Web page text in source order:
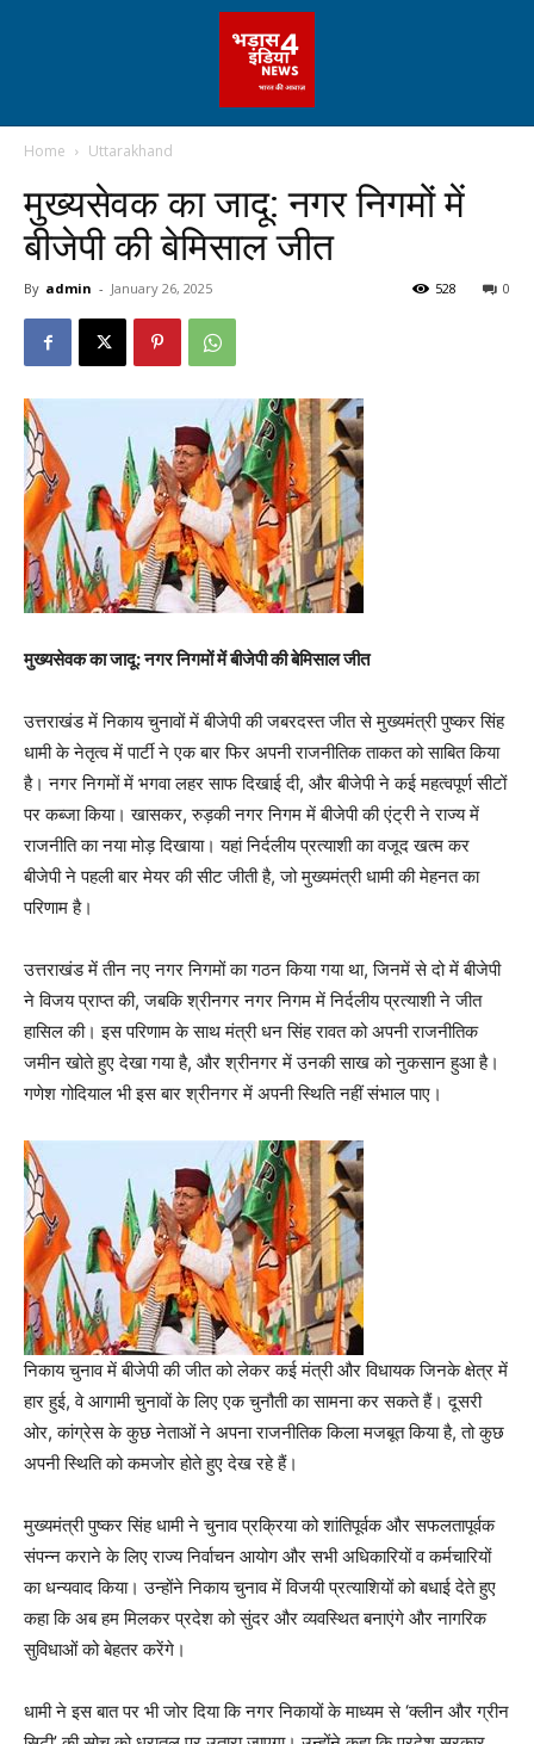
Home Uttarakhand
मुख्यसेवक का जादू: नगर निगमों में
बीजेपी की बेमिसाल जीत
By admin - January 26, 2025 0
528
मुख्यसेवक का जादू: नगर निगमों में बीजेपी की बेमिसाल जीत
उत्तराखंड में निकाय चुनावों में बीजेपी की जबरदस्त जीत से मुख्यमंत्री पुष्कर सिंह
धामी के नेतृत्व में पार्टी ने एक बार फिर अपनी राजनीतिक ताकत को साबित किया
है। नगर निगमों में भगवा लहर साफ दिखाई दी, और बीजेपी ने कई महत्वपूर्ण सीटों
पर कब्जा किया। खासकर, रुड़की नगर निगम में बीजेपी की एंट्री ने राज्य में
राजनीति का नया मोड़ दिखाया। यहां निर्दलीय प्रत्याशी का वजूद खत्म कर
बीजेपी ने पहली बार मेयर की सीट जीती है, जो मुख्यमंत्री धामी की मेहनत का
परिणाम है।
उत्तराखंड में तीन नए नगर निगमों का गठन किया गया था, जिनमें से दो में बीजेपी
ने विजय प्राप्त की, जबकि श्रीनगर नगर निगम में निर्दलीय प्रत्याशी ने जीत
हासिल की। इस परिणाम के साथ मंत्री धन सिंह रावत को अपनी राजनीतिक
जमीन खोते हुए देखा गया है, और श्रीनगर में उनकी साख को नुकसान हुआ है।
गणेश गोदियाल भी इस बार श्रीनगर में अपनी स्थिति नहीं संभाल पाए।
निकाय चुनाव में बीजेपी की जीत को लेकर कई मंत्री और विधायक जिनके क्षेत्र में
हार हुई, वे आगामी चुनावों के लिए एक चुनौती का सामना कर सकते हैं। दूसरी
ओर, कांग्रेस के कुछ नेताओं ने अपना राजनीतिक किला मजबूत किया है, तो कुछ
अपनी स्थिति को कमजोर होते हुए देख रहे हैं।
मुख्यमंत्री पुष्कर सिंह धामी ने चुनाव प्रक्रिया को शांतिपूर्वक और सफलतापूर्वक
संपन्न कराने के लिए राज्य निर्वाचन आयोग और सभी अधिकारियों व कर्मचारियों
का धन्यवाद किया। उन्होंने निकाय चुनाव में विजयी प्रत्याशियों को बधाई देते हुए
कहा कि अब हम मिलकर प्रदेश को सुंदर और व्यवस्थित बनाएंगे और नागरिक
सुविधाओं को बेहतर करेंगे।
धामी ने इस बात पर भी जोर दिया कि नगर निकायों के माध्यम से ‘क्लीन और ग्रीन